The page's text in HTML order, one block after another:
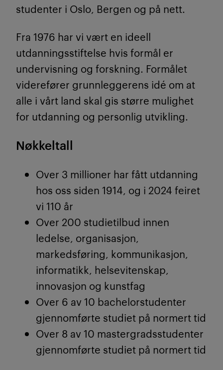
studenter i Oslo, Bergen og på nett.
Fra 1976 har vi vært en ideell
utdanningsstiftelse hvis formål er
undervisning og forskning. Formålet
viderefører grunnleggerens idé om at
alle i vårt land skal gis større mulighet
for utdanning og personlig utvikling.
Nøkkeltall
Over 3 millioner har fått utdanning
hos oss siden 1914, og i 2024 feiret
vi 110 år
Over 200 studietilbud innen
ledelse, organisasjon,
markedsføring, kommunikasjon,
informatikk, helsevitenskap,
innovasjon og kunstfag
Over 6 av 10 bachelorstudenter
gjennomførte studiet på normert tid
Over 8 av 10 mastergradsstudenter
gjennomførte studiet på normert tid